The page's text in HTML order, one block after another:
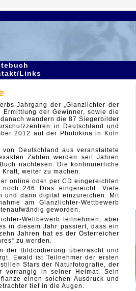
Links
Jahrgang der „Glanzlichter der
der Gewinner, sowie die
wandern die 87 Siegerbilder
in Deutschland und
2012 auf der Photokina in Köln
Deutschland aus veranstaltete
Zahlen werden seit Jahren
nachlesen. Die kontinuierliche
weiter zu machen.
online oder per CD eingereichten
246 Dias eingereicht. Viele
und dann digital einzureichen. Mit
am Glanzlichter-Wettbewerb
geworden.
Wettbewerb teilnehmen, aber
in diesem Jahr passiert, dass ein
Jahren hat es der Österreicher
zu werden.
der Bildcodierung überrascht und
Ewald ist Teilnehmer der ersten
Stars der Naturfotografie, der
vorrangig in seiner Heimat. Sein
einen solchen Ausdruck und
tief in die Augen.